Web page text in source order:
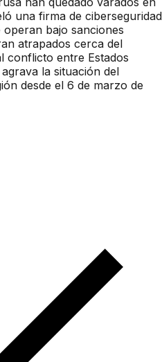
una firma de ciberseguridad
bajo sanciones
atrapados cerca del
conflicto entre Estados
la situación del
desde el 6 de marzo de